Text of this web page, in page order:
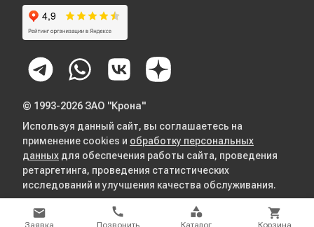
Заявка Позвонить Каталог Корзина
© 1993-2026 ЗАО "Крона"
Используя данный сайт, вы соглашаетесь на
применение cookies и обработку персональных
данных для обеспечения работы сайта, проведения
ретаргетинга, проведения статистических
исследований и улучшения качества обслуживания.